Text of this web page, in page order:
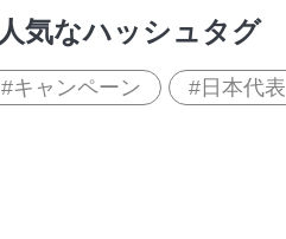
人気なハッシュタグ
キャンペーン 日本代表